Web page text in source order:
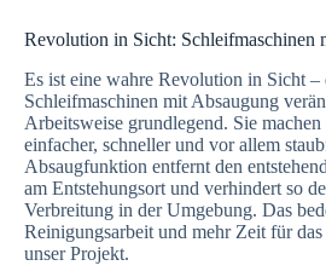
Revolution in Sicht: Schleifmaschinen
Es ist eine wahre Revolution in Sicht –
Schleifmaschinen mit Absaugung
Arbeitsweise grundlegend. Sie machen
einfacher, schneller und vor allem
Absaugfunktion entfernt den
am Entstehungsort und verhindert so
Verbreitung in der Umgebung. Das
Reinigungsarbeit und mehr Zeit für
unser Projekt.